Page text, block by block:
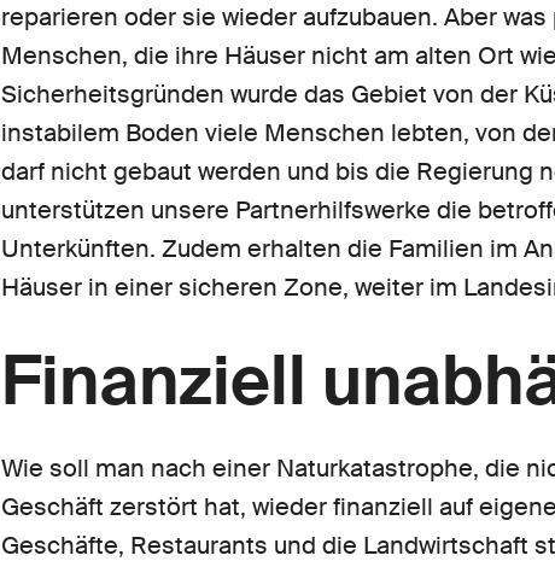
reparieren oder sie wieder aufzubauen. Aber
Menschen, die ihre Häuser nicht am alten Ort
Sicherheitsgründen wurde das Gebiet von der
instabilem Boden viele Menschen lebten, von
darf nicht gebaut werden und bis die Regierung
unterstützen unsere Partnerhilfswerke die
Unterkünften. Zudem erhalten die Familien im
Häuser in einer sicheren Zone, weiter im
Finanziell
Wie soll man nach einer Naturkatastrophe, die
Geschäft zerstört hat, wieder finanziell auf
Geschäfte, Restaurants und die Landwirtschaft